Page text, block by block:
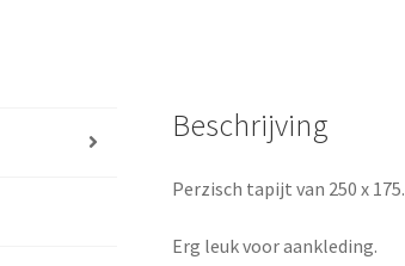
Beschrijving
Perzisch tapijt van 250 x 175.
Erg leuk voor aankleding.